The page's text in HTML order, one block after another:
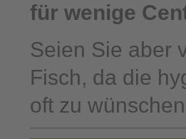
für wenige
Seien Sie aber
Fisch, da die
oft zu